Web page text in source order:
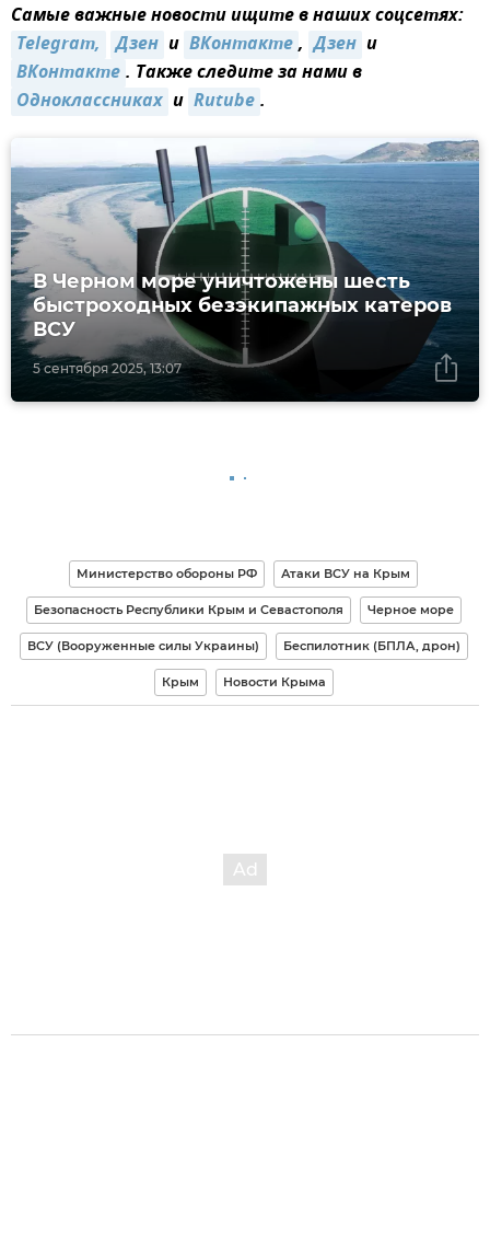
Самые важные новости ищите в наших соцсетях:
Telegram,
Дзен и ВКонтакте, Дзен и
ВКонтакте. Также следите за нами в
Одноклассниках и Rutube.
5 сентября 2025, 13:07
В Черном море уничтожены шесть
быстроходных безэкипажных катеров
ВСУ
Министерство обороны РФ Атаки ВСУ на Крым
Безопасность Республики Крым и Севастополя Черное море
ВСУ (Вооруженные силы Украины) Беспилотник (БПЛА, дрон)
Крым Новости Крыма